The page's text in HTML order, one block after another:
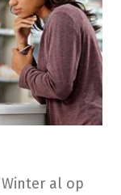
al op